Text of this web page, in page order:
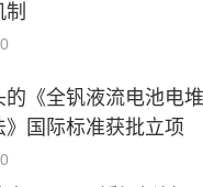
的《全钒液流电池电
》国际标准获批立项